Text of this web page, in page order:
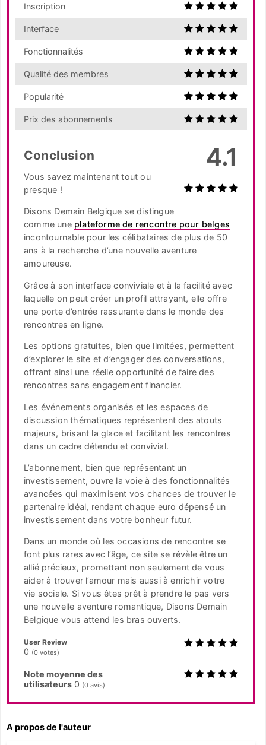
Inscription
Interface
Fonctionnalités
Qualité des membres
Popularité
Prix des abonnements
4.1
Conclusion
Vous savez maintenant tout ou
presque !
Disons Demain Belgique se distingue
comme une plateforme de rencontre pour belges
incontournable pour les célibataires de plus de 50
ans à la recherche d’une nouvelle aventure
amoureuse.
Grâce à son interface conviviale et à la facilité avec
laquelle on peut créer un profil attrayant, elle offre
une porte d’entrée rassurante dans le monde des
rencontres en ligne.
Les options gratuites, bien que limitées, permettent
d’explorer le site et d’engager des conversations,
offrant ainsi une réelle opportunité de faire des
rencontres sans engagement financier.
Les événements organisés et les espaces de
discussion thématiques représentent des atouts
majeurs, brisant la glace et facilitant les rencontres
dans un cadre détendu et convivial.
L’abonnement, bien que représentant un
investissement, ouvre la voie à des fonctionnalités
avancées qui maximisent vos chances de trouver le
partenaire idéal, rendant chaque euro dépensé un
investissement dans votre bonheur futur.
Dans un monde où les occasions de rencontre se
font plus rares avec l’âge, ce site se révèle être un
allié précieux, promettant non seulement de vous
aider à trouver l’amour mais aussi à enrichir votre
vie sociale. Si vous êtes prêt à prendre le pas vers
une nouvelle aventure romantique, Disons Demain
Belgique vous attend les bras ouverts.
User Review
0 (0 votes)
Note moyenne des
utilisateurs 0 (0 avis)
A propos de l'auteur